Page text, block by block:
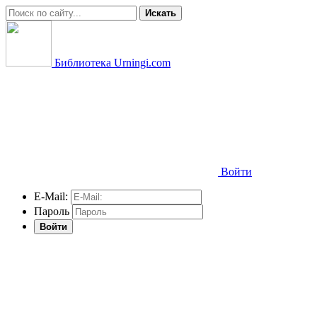
Искать
Библиотека Urningi.com
Войти
E-Mail:
Пароль
Войти